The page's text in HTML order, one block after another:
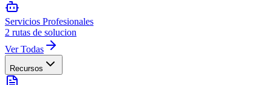
Servicios Profesionales
2 rutas de solucion
Ver Todas
Recursos